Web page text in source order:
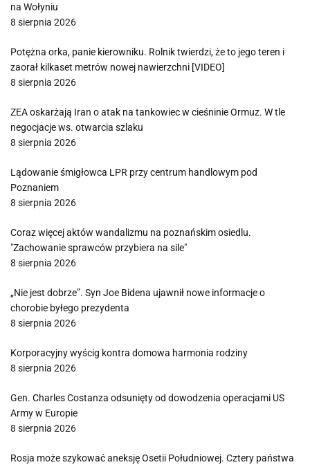
na Wołyniu
8 sierpnia 2026
Potężna orka, panie kierowniku. Rolnik twierdzi, że to jego teren i
zaorał kilkaset metrów nowej nawierzchni [VIDEO]
8 sierpnia 2026
ZEA oskarżają Iran o atak na tankowiec w cieśninie Ormuz. W tle
negocjacje ws. otwarcia szlaku
8 sierpnia 2026
Lądowanie śmigłowca LPR przy centrum handlowym pod
Poznaniem
8 sierpnia 2026
Coraz więcej aktów wandalizmu na poznańskim osiedlu.
"Zachowanie sprawców przybiera na sile"
8 sierpnia 2026
„Nie jest dobrze”. Syn Joe Bidena ujawnił nowe informacje o
chorobie byłego prezydenta
8 sierpnia 2026
Korporacyjny wyścig kontra domowa harmonia rodziny
8 sierpnia 2026
Gen. Charles Costanza odsunięty od dowodzenia operacjami US
Army w Europie
8 sierpnia 2026
Rosja może szykować aneksję Osetii Południowej. Cztery państwa